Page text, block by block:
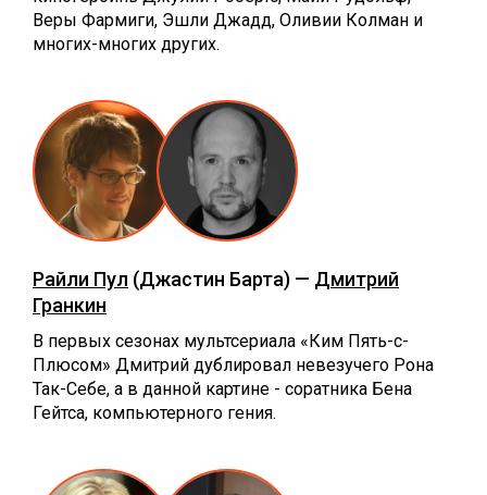
Веры Фармиги, Эшли Джадд, Оливии Колман и
многих-многих других.
Райли Пул (Джастин Барта) — Дмитрий
Гранкин
В первых сезонах мультсериала «Ким Пять-с-
Плюсом» Дмитрий дублировал невезучего Рона
Так-Себе, а в данной картине - соратника Бена
Гейтса, компьютерного гения.